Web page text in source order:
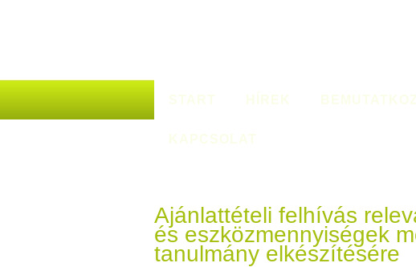
START HÍREK
KAPCSOLAT
Ajánlattételi felhívás
és eszközmennyiségek
tanulmány elkészítésére